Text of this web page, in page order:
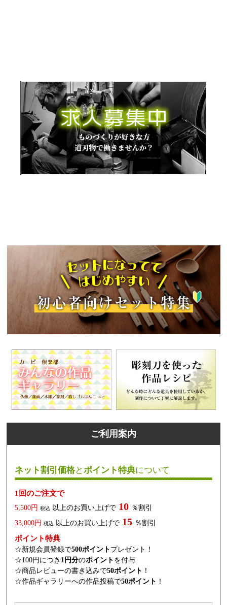
ご利用案内
ネット割引価格とポイント特典について
1回のご注文で
5,500円 税込 以上のお買い上げで 10 ％割引
33,000円 税込 以上のお買い上げで 15 ％割引
ポイント特典
☆新規会員登録で500ポイント プレゼント！
☆100円につき 1円分のポイント を付与
☆商品レビューの書き込みで50ポイント ！
☆作品ギャラリーへの作品投稿で50ポイント ！